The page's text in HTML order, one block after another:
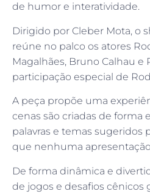
de humor e interatividade.
Dirigido por Cleber Mota, o
reúne no palco os atores
Magalhães, Bruno Calhau e
participação especial de
A peça propõe uma
cenas são criadas de forma
palavras e temas sugeridos
que nenhuma
De forma dinâmica e
de jogos e desafios